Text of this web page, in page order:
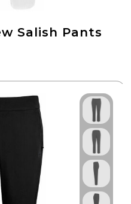
Salish Pants